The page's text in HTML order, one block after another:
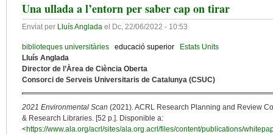
Una ullada a l’entorn per saber cap on tirar
Enviat per Lluís Anglada el Dc, 22/06/2022 - 10:53
biblioteques universitàries educació superior
Estats Units
Lluís Anglada
Director de l’Àrea de Ciència Oberta
Consorci de Serveis Universitaris de Catalunya (CSUC)
2021 Environmental Scan (2021). ACRL Research Planning and Review
& Research Libraries. [52 p.]. Disponible a:
<https://www.ala.org/acrl/sites/ala.org.acrl/files/content/publications/